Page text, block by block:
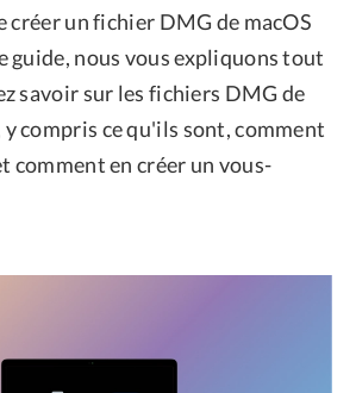
créer un fichier DMG de macOS
guide, nous vous expliquons tout
savoir sur les fichiers DMG de
y compris ce qu'ils sont, comment
comment en créer un vous-